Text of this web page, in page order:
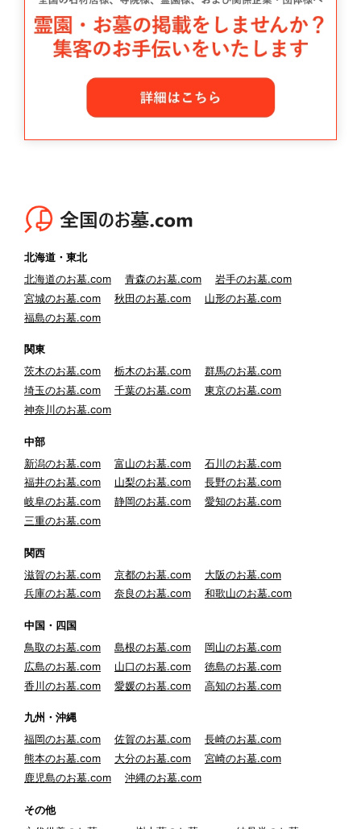
北海道・東北
北海道のお墓.com
青森のお墓.com
岩手のお墓.com
宮城のお墓.com
秋田のお墓.com
山形のお墓.com
福島のお墓.com
関東
茨木のお墓.com
栃木のお墓.com
群馬のお墓.com
埼玉のお墓.com
千葉のお墓.com
東京のお墓.com
神奈川のお墓.com
中部
新潟のお墓.com
富山のお墓.com
石川のお墓.com
福井のお墓.com
山梨のお墓.com
長野のお墓.com
岐阜のお墓.com
静岡のお墓.com
愛知のお墓.com
三重のお墓.com
関西
滋賀のお墓.com
京都のお墓.com
大阪のお墓.com
兵庫のお墓.com
奈良のお墓.com 和歌山のお墓.com
中国・四国
鳥取のお墓.com
島根のお墓.com
岡山のお墓.com
広島のお墓.com
山口のお墓.com
徳島のお墓.com
香川のお墓.com
愛媛のお墓.com 高知のお墓.com
九州・沖縄
福岡のお墓.com
佐賀のお墓.com
長崎のお墓.com
熊本のお墓.com
大分のお墓.com
宮崎のお墓.com
鹿児島のお墓.com
沖縄のお墓.com
その他